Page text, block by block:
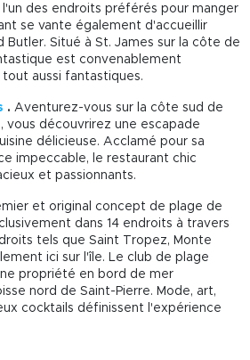
des endroits préférés pour manger
se vante également d'accueillir
Butler. Situé à St. James sur la côte de
est convenablement
aussi fantastiques.
. Aventurez-vous sur la côte sud de
vous découvrirez une escapade
délicieuse. Acclamé pour sa
impeccable, le restaurant chic
et passionnants.
et original concept de plage de
dans 14 endroits à travers
tels que Saint Tropez, Monte
ici sur l'île. Le club de plage
propriété en bord de mer
nord de Saint-Pierre. Mode, art,
cocktails définissent l'expérience